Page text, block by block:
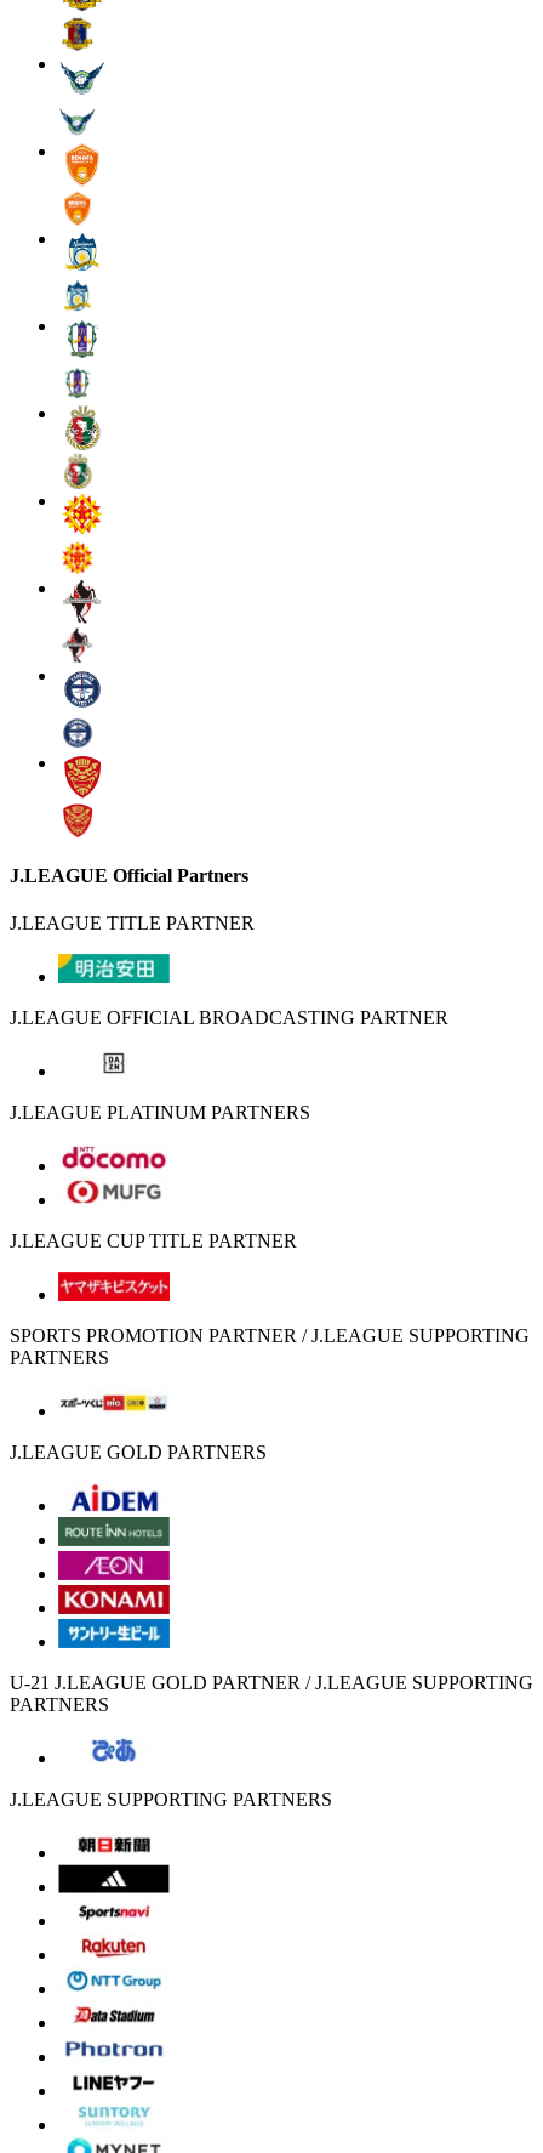
J.LEAGUE Official Partners
J.LEAGUE TITLE PARTNER
J.LEAGUE OFFICIAL BROADCASTING PARTNER
J.LEAGUE PLATINUM PARTNERS
J.LEAGUE CUP TITLE PARTNER
SPORTS PROMOTION PARTNER / J.LEAGUE SUPPORTING
PARTNERS
J.LEAGUE GOLD PARTNERS
U-21 J.LEAGUE GOLD PARTNER / J.LEAGUE SUPPORTING
PARTNERS
J.LEAGUE SUPPORTING PARTNERS